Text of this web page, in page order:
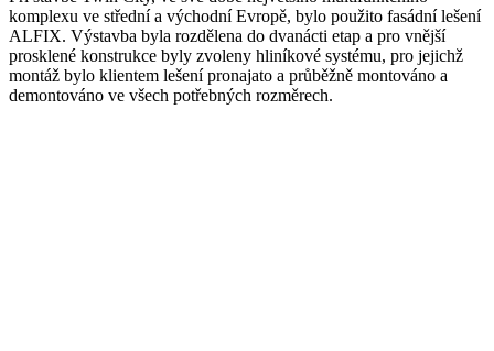
komplexu ve střední a východní Evropě, bylo použito fasádní lešení
ALFIX. Výstavba byla rozdělena do dvanácti etap a pro vnější
prosklené konstrukce byly zvoleny hliníkové systému, pro jejichž
montáž bylo klientem lešení pronajato a průběžně montováno a
demontováno ve všech potřebných rozměrech.